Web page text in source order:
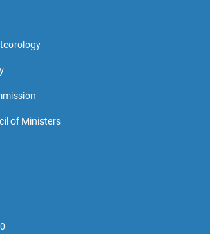
of Ministers